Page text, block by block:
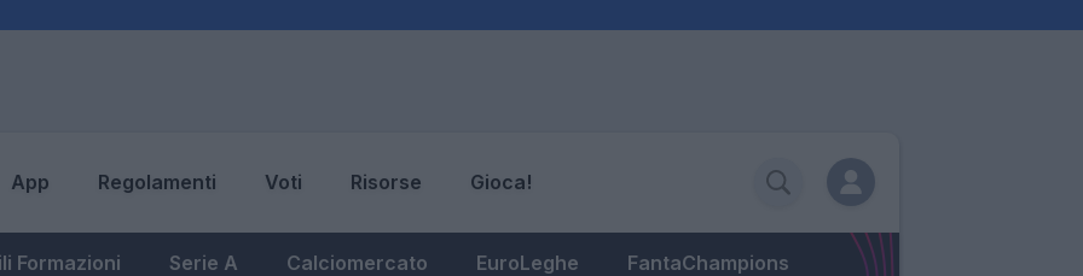
App Regolamenti Voti Risorse Gioca!
Formazioni Serie A Calciomercato EuroLeghe FantaChampions